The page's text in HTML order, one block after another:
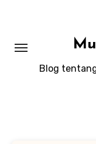
Blog